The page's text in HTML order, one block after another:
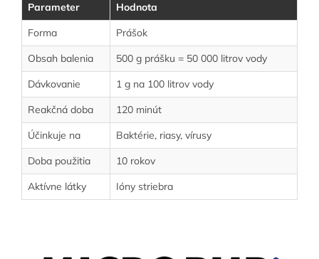
Parameter
Hodnota
Forma
Prášok
Obsah balenia
500 g prášku = 50 000 litrov vody
Dávkovanie
1 g na 100 litrov vody
Reakčná doba
120 minút
Účinkuje na
Baktérie, riasy, vírusy
Doba použitia
10 rokov
Aktívne látky
Ióny striebra